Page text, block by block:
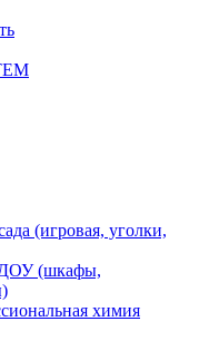
(игровая, уголки,
ДОУ (шкафы,
химия